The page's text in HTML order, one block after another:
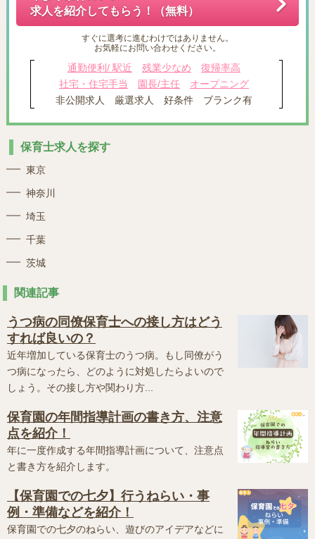
求人を紹介してもらう！（無料）
すぐに選考に進むわけではありません。
お気軽にお問い合わせください。
通勤便利/ 駅近 残業少なめ
復帰率高
社宅・住宅手当
園長/主任
オープニング
非公開求人
厳選求人 好条件 ブランク有
保育士求人を探す
東京
神奈川
埼玉
千葉
茨城
関連記事
うつ病の同僚保育士への接し方はどう
すれば良いの？
近年増加している保育士のうつ病。もし同僚がう
つ病になったら、どのように対処したらよいので
しょう。その接し方や関わり方...
保育園の年間指導計画の書き方、注意
点を紹介！
年に一度作成する年間指導計画について、注意点
と書き方を紹介します。
【保育園での七夕】行うねらい・事
例・準備などを紹介！
保育園での七夕のねらい、遊びのアイデアなどに